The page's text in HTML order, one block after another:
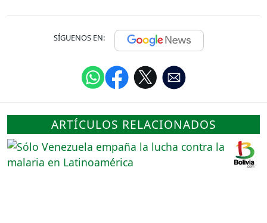
SÍGUENOS EN:
ARTÍCULOS RELACIONADOS